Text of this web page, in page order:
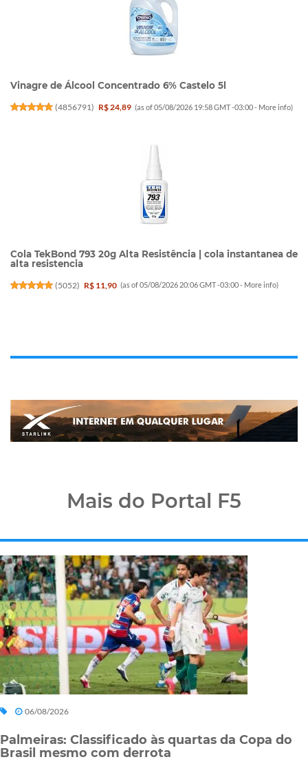
Vinagre de Álcool Concentrado 6% Castelo 5l
(4856791) R$ 24,89 (as of 05/08/2026 19:58 GMT -03:00 - More info)
Cola TekBond 793 20g Alta Resistência | cola instantanea de
alta resistencia
(5052) R$ 11,90 (as of 05/08/2026 20:06 GMT -03:00 - More info)
Mais do Portal F5
06/08/2026
Palmeiras: Classificado às quartas da Copa do
Brasil mesmo com derrota